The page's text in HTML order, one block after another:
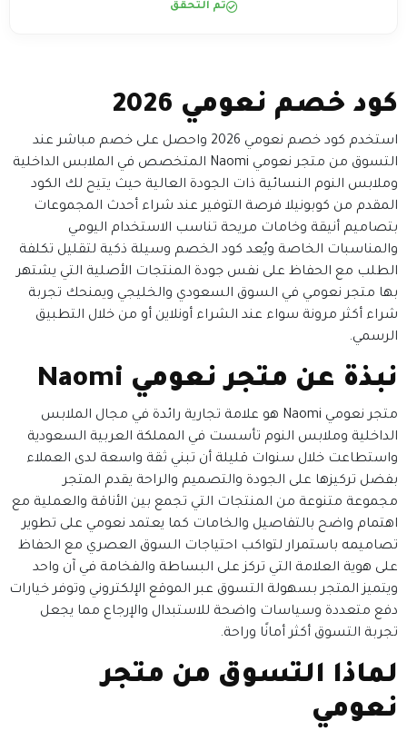
تم التحقق
كود خصم نعومي 2026
استخدم كود خصم نعومي 2026 واحصل على خصم مباشر عند
التسوق من متجر نعومي Naomi المتخصص في الملابس الداخلية
وملابس النوم النسائية ذات الجودة العالية حيث يتيح لك الكود
المقدم من كوبونيلا فرصة التوفير عند شراء أحدث المجموعات
بتصاميم أنيقة وخامات مريحة تناسب الاستخدام اليومي
والمناسبات الخاصة ويُعد كود الخصم وسيلة ذكية لتقليل تكلفة
الطلب مع الحفاظ على نفس جودة المنتجات الأصلية التي يشتهر
بها متجر نعومي في السوق السعودي والخليجي ويمنحك تجربة
شراء أكثر مرونة سواء عند الشراء أونلاين أو من خلال التطبيق
الرسمي.
نبذة عن متجر نعومي Naomi
متجر نعومي Naomi هو علامة تجارية رائدة في مجال الملابس
الداخلية وملابس النوم تأسست في المملكة العربية السعودية
واستطاعت خلال سنوات قليلة أن تبني ثقة واسعة لدى العملاء
بفضل تركيزها على الجودة والتصميم والراحة يقدم المتجر
مجموعة متنوعة من المنتجات التي تجمع بين الأناقة والعملية مع
اهتمام واضح بالتفاصيل والخامات كما يعتمد نعومي على تطوير
تصاميمه باستمرار لتواكب احتياجات السوق العصري مع الحفاظ
على هوية العلامة التي تركز على البساطة والفخامة في آن واحد
ويتميز المتجر بسهولة التسوق عبر الموقع الإلكتروني وتوفر خيارات
دفع متعددة وسياسات واضحة للاستبدال والإرجاع مما يجعل
تجربة التسوق أكثر أمانًا وراحة.
لماذا التسوق من متجر
نعومي